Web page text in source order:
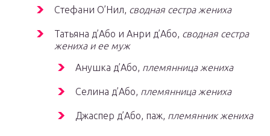
Стефани О’Нил, сводная сестра жениха
Татьяна д’Або и Анри д’Або, сводная сестра
жениха и ее муж
Анушка д’Або, племянница жениха
Селина д’Або, племянница жениха
Джаспер д’Або, паж, племянник жениха